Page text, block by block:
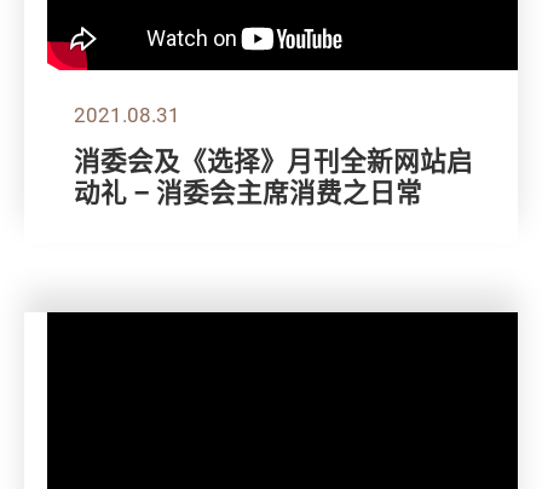
2021.08.31
消委会及《选择》月刊全新网站启
动礼 – 消委会主席消费之日常